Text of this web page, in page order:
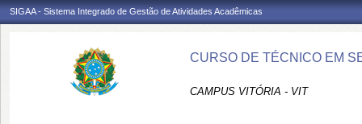
SIGAA - Sistema Integrado de Gestão de Atividades Acadêmicas
CURSO DE TÉCNICO EM
CAMPUS VITÓRIA - VIT